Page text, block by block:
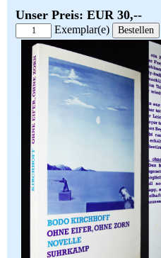
Kontakt
Ankauf
Impressum
Unser Preis: EUR 30,--
Exemplar(e)